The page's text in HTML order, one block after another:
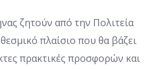
ζητούν από την Πολιτεία
πλαίσιο που θα βάζει
πρακτικές προσφορών και